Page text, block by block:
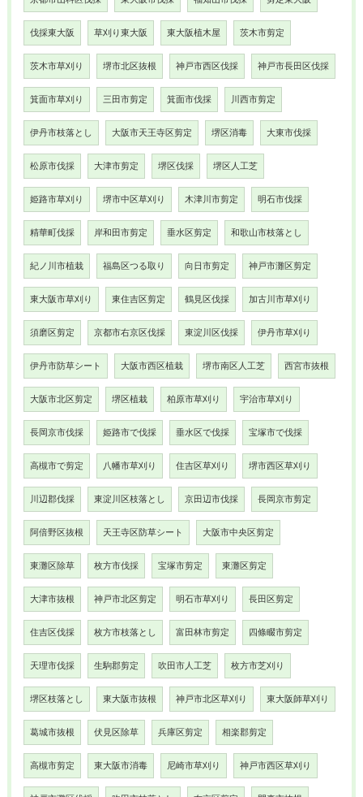
伐採東大阪 草刈り東大阪 東大阪植木屋 茨木市剪定
茨木市草刈り 堺市北区抜根 神戸市西区伐採 神戸市長田区伐採
箕面市草刈り 三田市剪定 箕面市伐採 川西市剪定
伊丹市枝落とし 大阪市天王寺区剪定 堺区消毒 大東市伐採
松原市伐採 大津市剪定 堺区伐採 堺区人工芝
姫路市草刈り 堺市中区草刈り 木津川市剪定 明石市伐採
精華町伐採 岸和田市剪定 垂水区剪定 和歌山市枝落とし
紀ノ川市植栽 福島区つる取り 向日市剪定 神戸市灘区剪定
東大阪市草刈り 東住吉区剪定 鶴見区伐採 加古川市草刈り
須磨区剪定 京都市右京区伐採 東淀川区伐採 伊丹市草刈り
伊丹市防草シート 大阪市西区植栽 堺市南区人工芝 西宮市抜根
大阪市北区剪定 堺区植栽 柏原市草刈り 宇治市草刈り
長岡京市伐採 姫路市で伐採 垂水区で伐採 宝塚市で伐採
高槻市で剪定 八幡市草刈り 住吉区草刈り 堺市西区草刈り
川辺郡伐採 東淀川区枝落とし 京田辺市伐採 長岡京市剪定
阿倍野区抜根 天王寺区防草シート 大阪市中央区剪定
東灘区除草 枚方市伐採 宝塚市剪定 東灘区剪定
大津市抜根 神戸市北区剪定 明石市草刈り 長田区剪定
住吉区伐採 枚方市枝落とし 富田林市剪定 四條畷市剪定
天理市伐採 生駒郡剪定 吹田市人工芝 枚方市芝刈り
堺区枝落とし 東大阪市抜根 神戸市北区草刈り 東大阪師草刈り
葛城市抜根 伏見区除草 兵庫区剪定 相楽郡剪定
高槻市剪定 東大阪市消毒 尼崎市草刈り 神戸市西区草刈り